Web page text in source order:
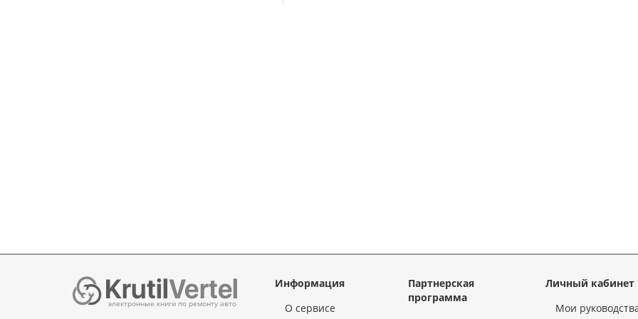
электронные книги по ремонту авто
Информация
О сервисе
Партнерская
программа
Личный кабинет
Мои